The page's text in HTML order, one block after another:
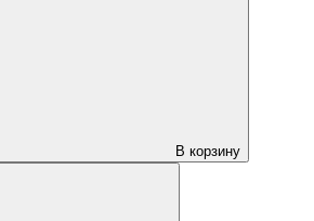
В корзину